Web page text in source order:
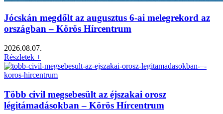
Jócskán megdőlt az augusztus 6-ai melegrekord az
országban – Körös Hírcentrum
2026.08.07.
Részletek +
Több civil megsebesült az éjszakai orosz
légitámadásokban – Körös Hírcentrum